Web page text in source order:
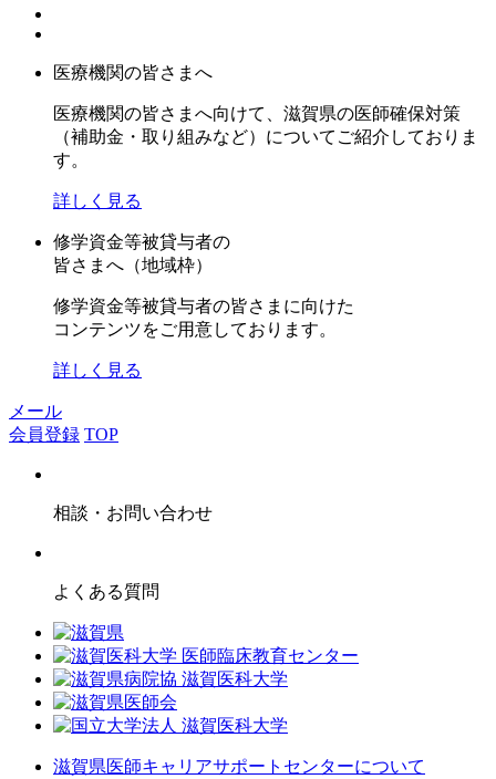
医療機関の皆さまへ
医療機関の皆さまへ向けて、滋賀県の医師確保対策
（補助金・取り組みなど）についてご紹介しておりま
す。
詳しく見る
修学資金等被貸与者の
皆さまへ（地域枠）
修学資金等被貸与者の皆さまに向けた
コンテンツをご用意しております。
詳しく見る
メール
会員登録 TOP
相談・お問い合わせ
よくある質問
滋賀県医師キャリアサポートセンターについて